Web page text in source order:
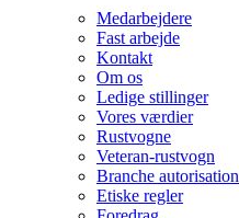
Medarbejdere
Fast arbejde
Kontakt
Om os
Ledige stillinger
Vores værdier
Rustvogne
Veteran-rustvogn
Branche autorisation
Etiske regler